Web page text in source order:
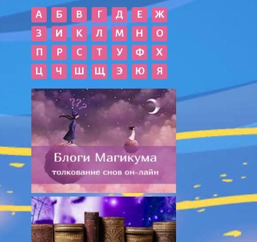
А Б В Г Д Е
Ж
З
И К Л М Н
О
П
Р С Т У Ф
Х
Ц
Ч Ш Щ Э Ю Я